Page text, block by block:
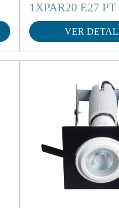
1XPAR20 E27 PT
VER